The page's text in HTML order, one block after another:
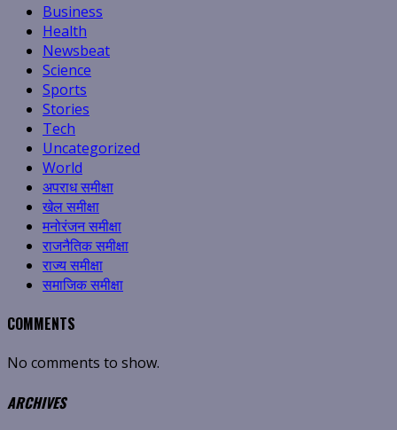
Business
Health
Newsbeat
Science
Sports
Stories
Tech
Uncategorized
World
अपराध समीक्षा
खेल समीक्षा
मनोरंजन समीक्षा
राजनैतिक समीक्षा
राज्य समीक्षा
समाजिक समीक्षा
COMMENTS
No comments to show.
ARCHIVES